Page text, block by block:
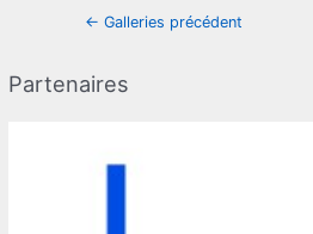
Partenaires
Navigation
← Galleries précédent